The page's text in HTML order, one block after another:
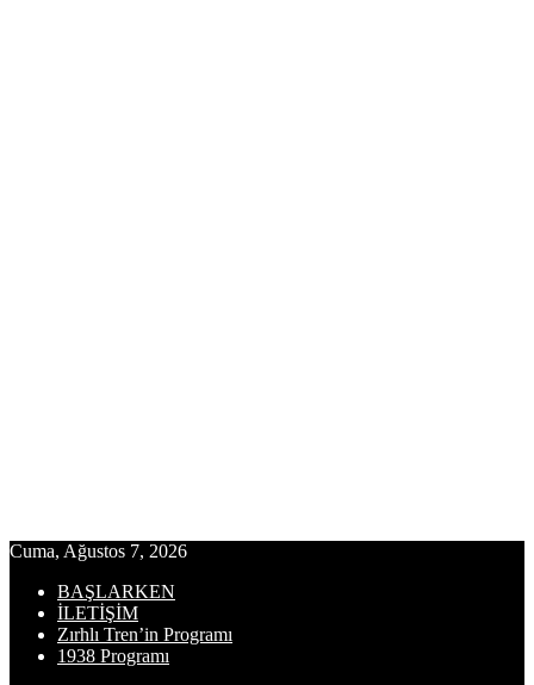
Cuma, Ağustos 7, 2026
BAŞLARKEN
İLETİŞİM
Zırhlı Tren’in Programı
1938 Programı